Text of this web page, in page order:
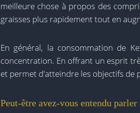
meilleure chose à propos des
graisses plus rapidement tout en
En général, la consommation de
concentration. En offrant un esprit
et permet d'atteindre les objectifs de
Peut-être avez-vous entendu